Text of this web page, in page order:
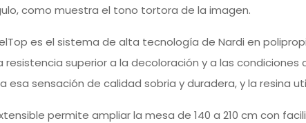
como muestra el tono tortora de la imagen.
es el sistema de alta tecnología de Nardi en
resistencia superior a la decoloración y a las
esa sensación de calidad sobria y duradera, y la resina
permite ampliar la mesa de 140 a 210 cm con
de nuestros
diseño con